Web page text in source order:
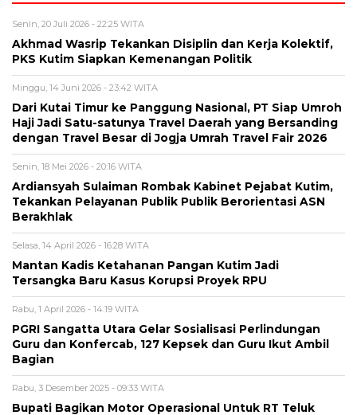
Senin, 20 Juli 2026 - 22:25 WITA
Akhmad Wasrip Tekankan Disiplin dan Kerja Kolektif,
PKS Kutim Siapkan Kemenangan Politik
Minggu, 14 Juni 2026 - 23:42 WITA
Dari Kutai Timur ke Panggung Nasional, PT Siap Umroh
Haji Jadi Satu-satunya Travel Daerah yang Bersanding
dengan Travel Besar di Jogja Umrah Travel Fair 2026
Senin, 18 Mei 2026 - 20:16 WITA
Ardiansyah Sulaiman Rombak Kabinet Pejabat Kutim,
Tekankan Pelayanan Publik Publik Berorientasi ASN
Berakhlak
Selasa, 14 April 2026 - 16:28 WITA
Mantan Kadis Ketahanan Pangan Kutim Jadi
Tersangka Baru Kasus Korupsi Proyek RPU
Rabu, 1 April 2026 - 14:19 WITA
PGRI Sangatta Utara Gelar Sosialisasi Perlindungan
Guru dan Konfercab, 127 Kepsek dan Guru Ikut Ambil
Bagian
Rabu, 3 Desember 2025 - 09:33 WITA
Bupati Bagikan Motor Operasional Untuk RT Teluk